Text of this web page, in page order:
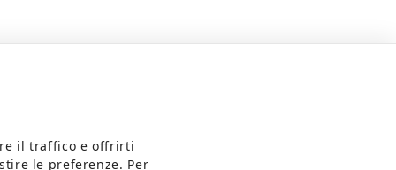
il traffico e offrirti
le preferenze. Per